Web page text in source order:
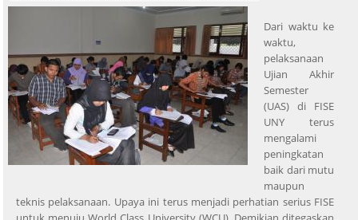
Dari waktu ke
waktu,
pelaksanaan
Ujian Akhir
Semester
(UAS) di FISE
UNY terus
mengalami
peningkatan
baik dari mutu
maupun
teknis pelaksanaan. Upaya ini terus menjadi perhatian serius FISE